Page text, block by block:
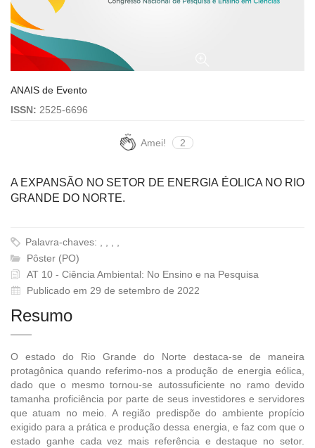
ANAIS de Evento
ISSN: 2525-6696
Amei! 2
A EXPANSÃO NO SETOR DE ENERGIA ÉOLICA NO RIO
GRANDE DO NORTE.
Palavra-chaves: , , , ,
Pôster (PO)
AT 10 - Ciência Ambiental: No Ensino e na Pesquisa
Publicado em 29 de setembro de 2022
Resumo
O estado do Rio Grande do Norte destaca-se de maneira
protagônica quando referimo-nos a produção de energia eólica,
dado que o mesmo tornou-se autossuficiente no ramo devido
tamanha proficiência por parte de seus investidores e servidores
que atuam no meio. A região predispõe do ambiente propício
exigido para a prática e produção dessa energia, e faz com que o
estado ganhe cada vez mais referência e destaque no setor.